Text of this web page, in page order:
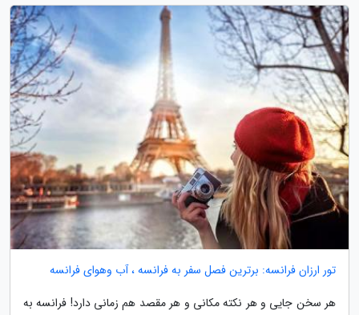
تور ارزان فرانسه: برترین فصل سفر به فرانسه ، آب وهوای فرانسه
هر سخن جایی و هر نکته مکانی و هر مقصد هم زمانی دارد! فرانسه به